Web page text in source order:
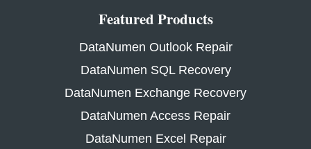
Featured Products
DataNumen Outlook Repair
DataNumen SQL Recovery
DataNumen Exchange Recovery
DataNumen Access Repair
DataNumen Excel Repair